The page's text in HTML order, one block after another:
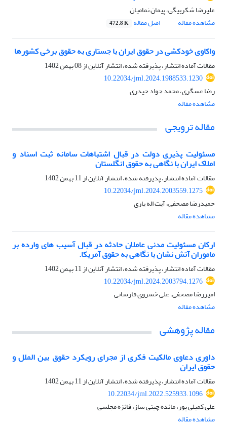
علیرضا شکربیگی، پیمان نمامیان
مشاهده مقاله
اصل مقاله 472.8 K
واکاوی خودکشی در حقوق ایران با جستاری به حقوق برخی کشورها
مقالات آماده انتشار، پذیرفته شده، انتشار آنلاین از08 بهمن 1402
10.22034/jml.2024.1988533.1230
رضا عسگری، محمد جواد حیدری
مشاهده مقاله
مقاله ترویجی
مسئولیت پذیری دولت در قبال اشتباهات سامانه ثبت اسناد و
املاک ایران با نگاهی به حقوق انگلستان
مقالات آماده انتشار، پذیرفته شده، انتشار آنلاین از11 بهمن 1402
10.22034/jml.2024.2003559.1275
حمیدرضا مصحفی، آیت اله یاری
مشاهده مقاله
ارکان مسئولیت مدنی عاملان حادثه در قبال آسیب های وارده بر
ماموران آتش نشان با نگاهی به حقوق آمریکا.
مقالات آماده انتشار، پذیرفته شده، انتشار آنلاین از11 بهمن 1402
10.22034/jml.2024.2003794.1276
امیررضا مصحفی، علی خسروی فارسانی
مشاهده مقاله
مقاله پژوهشی
داوری دعاوی مالکیت فکری از مجرای رویکرد حقوق بین الملل و
حقوق ایران
مقالات آماده انتشار، پذیرفته شده، انتشار آنلاین از11 بهمن 1402
10.22034/jml.2022.525933.1096
علی کمیلی پور، مائده چینی ساز، فائزه مجلسی
مشاهده مقاله